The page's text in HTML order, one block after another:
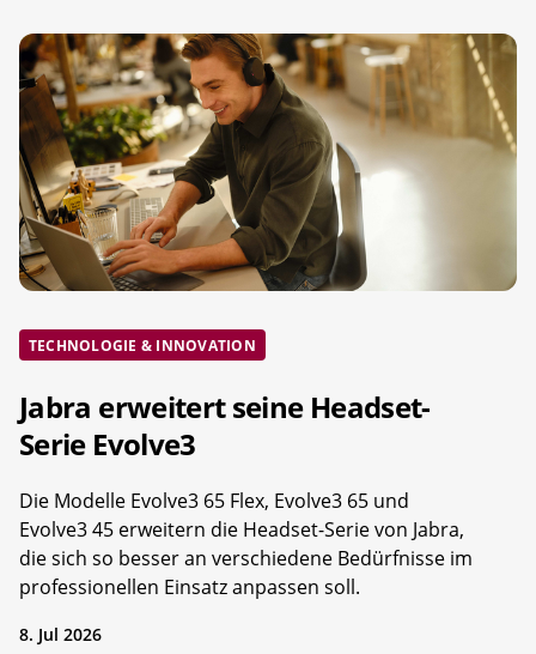
TECHNOLOGIE & INNOVATION
Jabra erweitert seine Headset-
Serie Evolve3
Die Modelle Evolve3 65 Flex, Evolve3 65 und
Evolve3 45 erweitern die Headset-Serie von Jabra,
die sich so besser an verschiedene Bedürfnisse im
professionellen Einsatz anpassen soll.
8. Jul 2026